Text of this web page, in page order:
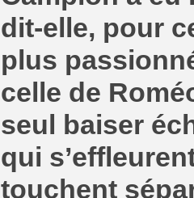
dit-elle, pour
plus
celle de
seul baiser
qui
touchent